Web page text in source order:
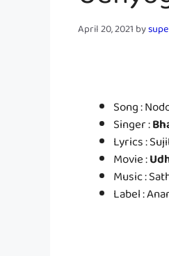
April 20, 2021by
Song :
Singer :
Lyrics :
Movie :
Music :
Label :